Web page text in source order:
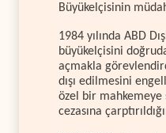
Büyükelçisinin
1984 yılında ABD
büyükelçisini
açmakla
dışı edilmesini
özel bir
cezasına